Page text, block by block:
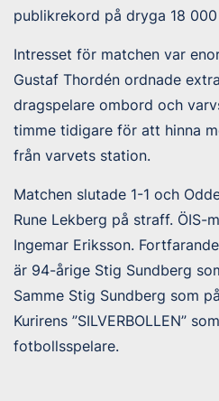
publikrekord på dryga 18 000
Intresset för matchen var
Gustaf Thordén ordnade
dragspelare ombord och
timme tidigare för att hinna
från varvets station.
Matchen slutade 1-1 och
Rune Lekberg på straff. ÖIS-
Ingemar Eriksson.
är 94-årige Stig Sundberg
Samme Stig Sundberg som
Kurirens ”SILVERBOLLEN”
fotbollsspelare.